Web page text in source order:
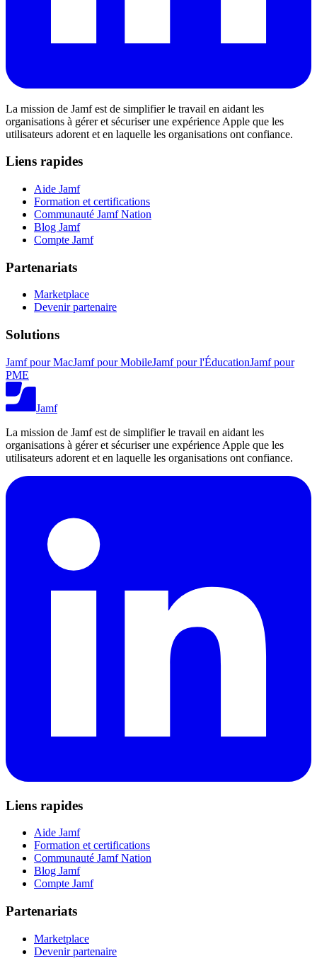
La mission de Jamf est de simplifier le travail en aidant les
organisations à gérer et sécuriser une expérience Apple que les
utilisateurs adorent et en laquelle les organisations ont confiance.
Liens rapides
Aide Jamf
Formation et certifications
Communauté Jamf Nation
Blog Jamf
Compte Jamf
Partenariats
Marketplace
Devenir partenaire
Solutions
Jamf pour MacJamf pour MobileJamf pour l'ÉducationJamf pour
PME
Jamf
La mission de Jamf est de simplifier le travail en aidant les
organisations à gérer et sécuriser une expérience Apple que les
utilisateurs adorent et en laquelle les organisations ont confiance.
Liens rapides
Aide Jamf
Formation et certifications
Communauté Jamf Nation
Blog Jamf
Compte Jamf
Partenariats
Marketplace
Devenir partenaire